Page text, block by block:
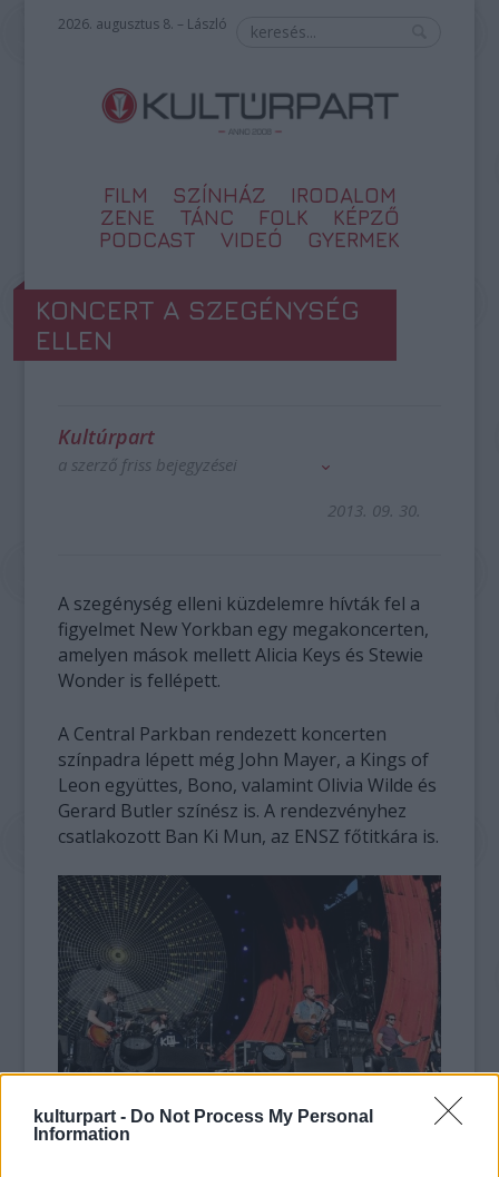
kulturpart - Do Not Process My Personal
Information
2026. augusztus 8. – László
FILM SZÍNHÁZ
IRODALOM
ZENE
TÁNC FOLK
KÉPZŐ
PODCAST
VIDEÓ GYERMEK
KONCERT A SZEGÉNYSÉG
ELLEN
Kultúrpart
a szerző friss bejegyzései
2013. 09. 30.
A szegénység elleni küzdelemre hívták fel a
figyelmet New Yorkban egy megakoncerten,
amelyen mások mellett Alicia Keys és Stewie
Wonder is fellépett.
A Central Parkban rendezett koncerten
színpadra lépett még John Mayer, a Kings of
Leon együttes, Bono, valamint Olivia Wilde és
Gerard Butler színész is. A rendezvényhez
csatlakozott Ban Ki Mun, az ENSZ főtitkára is.